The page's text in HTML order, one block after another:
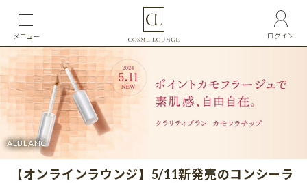
ログイン
メニュー
ALBLANC
【オンラインラウンジ】5/11新発売のコンシーラ